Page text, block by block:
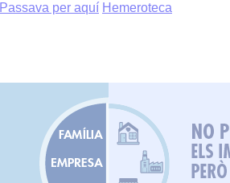
Passava per aquí Hemeroteca